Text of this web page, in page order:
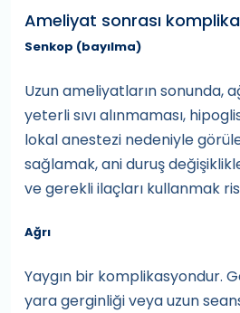
Ameliyat sonrası
Senkop (bayılma)
Uzun ameliyatların sonunda,
yeterli sıvı alınmaması,
lokal anestezi nedeniyle
sağlamak, ani duruş
ve gerekli ilaçları kullanmak
Ağrı
Yaygın bir komplikasyondur.
yara gerginliği veya uzun